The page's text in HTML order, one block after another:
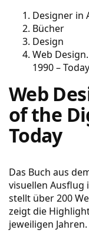
Designer in
Bücher
Design
Web
1990 – Today
Web
of the
Today
Das Buch aus
visuellen Ausflug
stellt über 200
zeigt die
jeweiligen